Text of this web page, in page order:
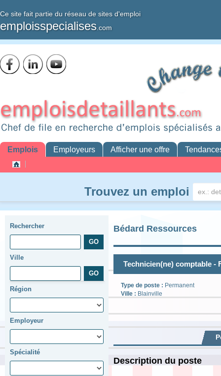
Ce site fait partie du réseau de sites d'emploi
emploisspecialises .com
Emplois Employeurs Afficher une offre
Trouvez un emploi
Rechercher
Ville
Région
Employeur
Spécialité
Bédard Ressources
Technicien(ne) comptable -
Type de poste : Permanent
Ville : Blainville
Description du poste